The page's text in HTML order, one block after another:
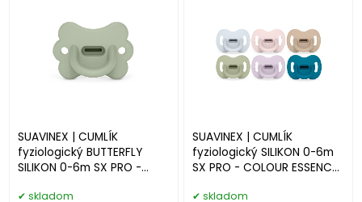
SUAVINEX | CUMLÍK
fyziologický BUTTERFLY
SILIKON 0-6m SX PRO -
skladom
SUAVINEX | CUMLÍK
fyziologický SILIKON 0-6m
SX PRO - COLOUR ESSENCE
skladom